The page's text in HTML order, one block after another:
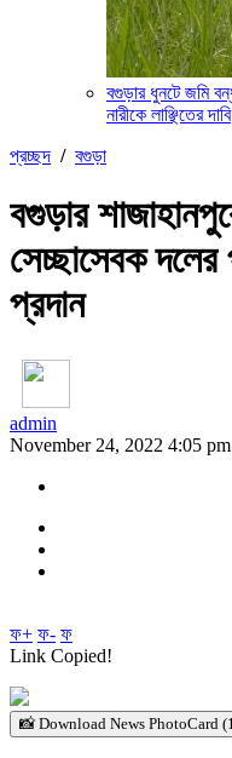
বগুড়ার ‎ধুনটে জমি
নারীকে লাঞ্ছিতের দাবি
প্রচ্ছদ / বগুড়া
বগুড়ার
সেচ্ছাসেবক দলের
প্রদান
admin
November 24, 2022 4:05 pm
ফ+ ফ- ফ
Link Copied!
📸 Download News PhotoCard